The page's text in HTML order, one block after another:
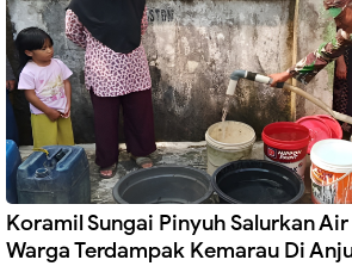
Koramil Sungai Pinyuh Salurkan
Warga Terdampak Kemarau Di